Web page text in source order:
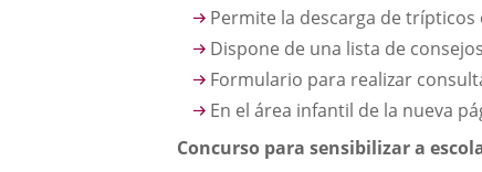
Permite la descarga de
Dispone de una lista de
Formulario para realizar
En el área infantil de la nueva
Concurso para sensibilizar a